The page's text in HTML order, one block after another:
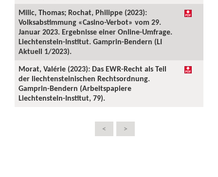
Milic, Thomas; Rochat, Philippe (2023):
Volksabstimmung «Casino-Verbot» vom 29.
Januar 2023. Ergebnisse einer Online-Umfrage.
Liechtenstein-Institut. Gamprin-Bendern (LI
Aktuell 1/2023).
Morat, Valérie (2023): Das EWR-Recht als Teil
der liechtensteinischen Rechtsordnung.
Gamprin-Bendern (Arbeitspapiere
Liechtenstein-Institut, 79).
< >